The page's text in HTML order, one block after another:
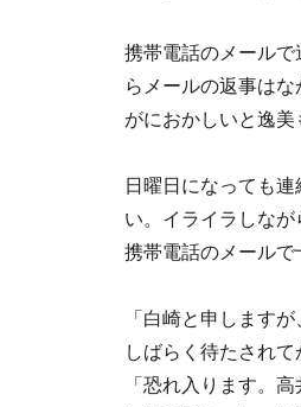
携帯電話のメール
らメールの返事は
がにおかしいと逸美
日曜日になっても
い。イライラしな
携帯電話のメールで
「白崎と申します
しばらく待たされて
「恐れ入ります。